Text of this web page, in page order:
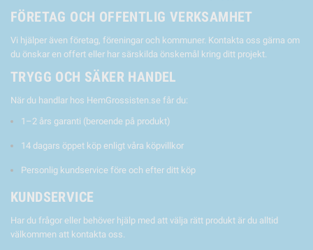
FÖRETAG OCH OFFENTLIG VERKSAMHET
Vi hjälper även företag, föreningar och kommuner. Kontakta oss gärna om
du önskar en offert eller har särskilda önskemål kring ditt projekt.
TRYGG OCH SÄKER HANDEL
När du handlar hos HemGrossisten.se får du:
1–2 års garanti (beroende på produkt)
14 dagars öppet köp enligt våra köpvillkor
Personlig kundservice före och efter ditt köp
KUNDSERVICE
Har du frågor eller behöver hjälp med att välja rätt produkt är du alltid
välkommen att kontakta oss.